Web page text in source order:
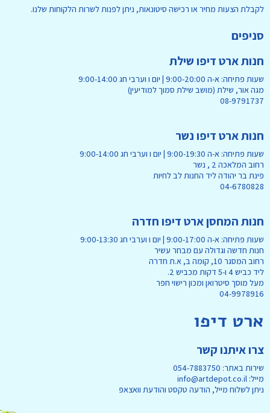
לקבלת הצעות מחיר או רכישה סיטונאות, ניתן לפנות לשרות הלקוחות שלנו.
סניפים
חנות ארט דיפו שילת
שעות פתיחה: א-ה 9:00-20:00 | יום ו וערבי חג 9:00-14:00
מגה אור, שילת (מושב שילת סמוך למודיעין)
08-9791737
חנות ארט דיפו נשר
שעות פתיחה: א-ה 9:00-19:30 | יום ו וערבי חג 9:00-14:00
רחוב המלאכה 2 , נשר
פינת בר יהודה ליד החנות לב לחיות
04-6780828
חנות המחסן ארט דיפו חדרה
שעות פתיחה: א-ה 9:00-17:00 | יום ו וערבי חג 9:00-13:30
חנות חדשה וגדולה עם מבחר עשיר
רחוב המסגר 10, קומה ב, א.ת חדרה
ליד כביש 4 ו-5 דקות מכביש 2.
מעל מוסך סיטרואן ומכון רישוי חפר
04-9978916
ארט דיפו
צרו איתנו קשר
שירות באתר: 054-7883750
מייל: info@artdepot.co.il
ניתן לשלוח מייל, הודעה טקסט והודעת וואצאפ